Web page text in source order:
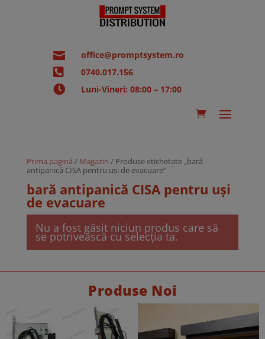
 office@promptsystem.ro
 0740.017.156
 Luni-Vineri: 08:00 – 17:00
Prima pagină / Magazin / Produse etichetate „bară
antipanică CISA pentru uși de evacuare”
bară antipanică CISA pentru uși
de evacuare
Nu a fost găsit niciun produs care să
se potrivească cu selecția ta.
Produse Noi